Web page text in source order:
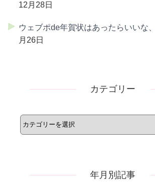
12月28日
ウェブポde年賀状はあったらいいな
月26日
カテゴリー
年月別記事